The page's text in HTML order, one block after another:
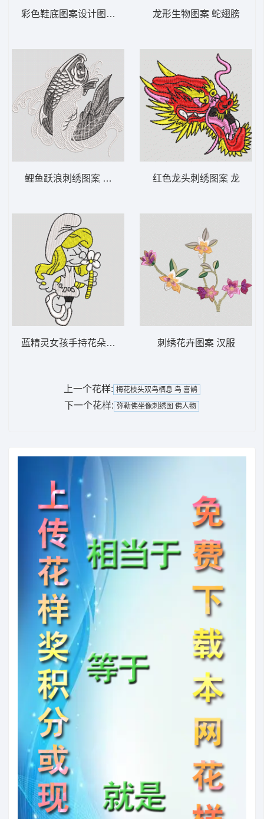
彩色鞋底图案设计图 鞋垫
鲤鱼跃浪刺绣图案 鲤鱼
蓝精灵女孩手持花朵 蓝精灵
龙形生物图案 蛇翅膀
红色龙头刺绣图案 龙
刺绣花卉图案 汉服
上一个花样: 梅花枝头双鸟栖息 鸟 喜鹊
下一个花样: 弥勒佛坐像刺绣图 佛人物